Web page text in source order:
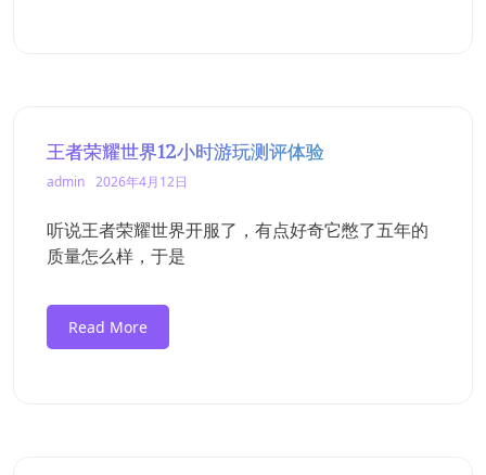
王者荣耀世界12小时游玩测评体验
admin 2026年4月12日
听说王者荣耀世界开服了，有点好奇它憋了五年的
质量怎么样，于是
Read More